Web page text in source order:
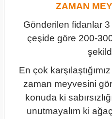
ZAMAN
Gönderilen fidanlar
çeşide göre 200-
En çok
zaman meyvesini
konuda ki
unutmayalım ki